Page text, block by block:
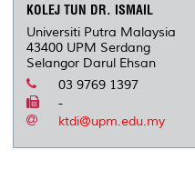
KOLEJ TUN DR. ISMAIL
Universiti Putra Malaysia
43400 UPM Serdang
Selangor Darul Ehsan
03 9769 1397
-
ktdi@upm.edu.my